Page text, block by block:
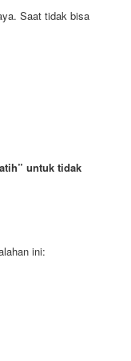
Saat tidak bisa
untuk tidak
ini: